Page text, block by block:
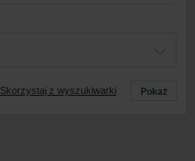
Skorzystaj z wyszukiwarki Pokaż